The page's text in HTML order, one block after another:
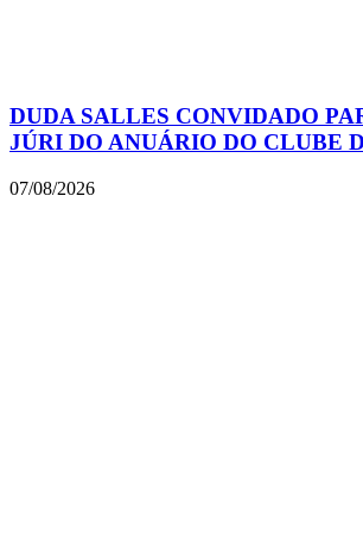
DUDA SALLES CONVIDADO
JÚRI DO ANUÁRIO DO CLUBE
07/08/2026